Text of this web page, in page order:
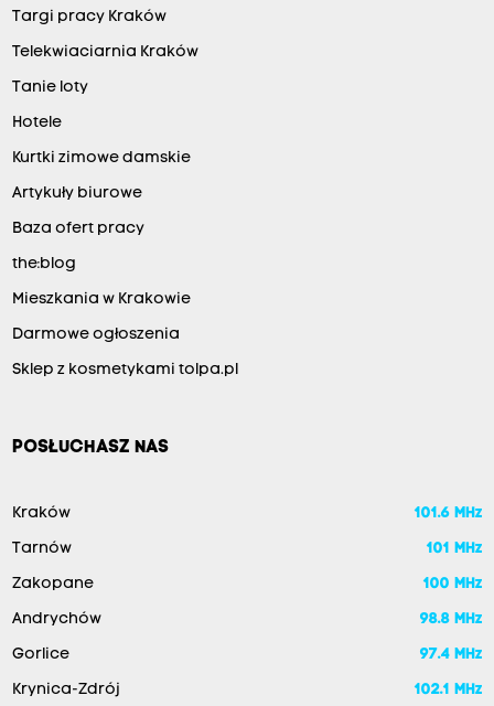
Targi pracy Kraków
Telekwiaciarnia Kraków
Tanie loty
Hotele
Kurtki zimowe damskie
Artykuły biurowe
Baza ofert pracy
the:blog
Mieszkania w Krakowie
Darmowe ogłoszenia
Sklep z kosmetykami tolpa.pl
POSŁUCHASZ NAS
Kraków 101.6 MHz
Tarnów 101 MHz
Zakopane 100 MHz
Andrychów 98.8 MHz
Gorlice 97.4 MHz
Krynica-Zdrój 102.1 MHz